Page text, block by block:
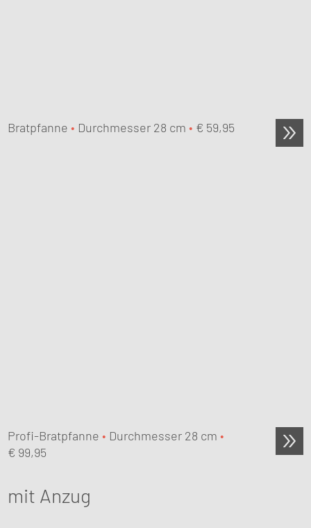
Bratpfanne • Durchmesser 28 cm • € 59,95
Profi-Bratpfanne • Durchmesser 28 cm •
€ 99,95
mit Anzug